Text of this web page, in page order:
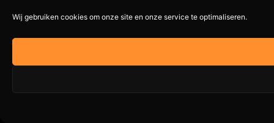
Wij gebruiken cookies om onze site en onze service te optimaliseren.